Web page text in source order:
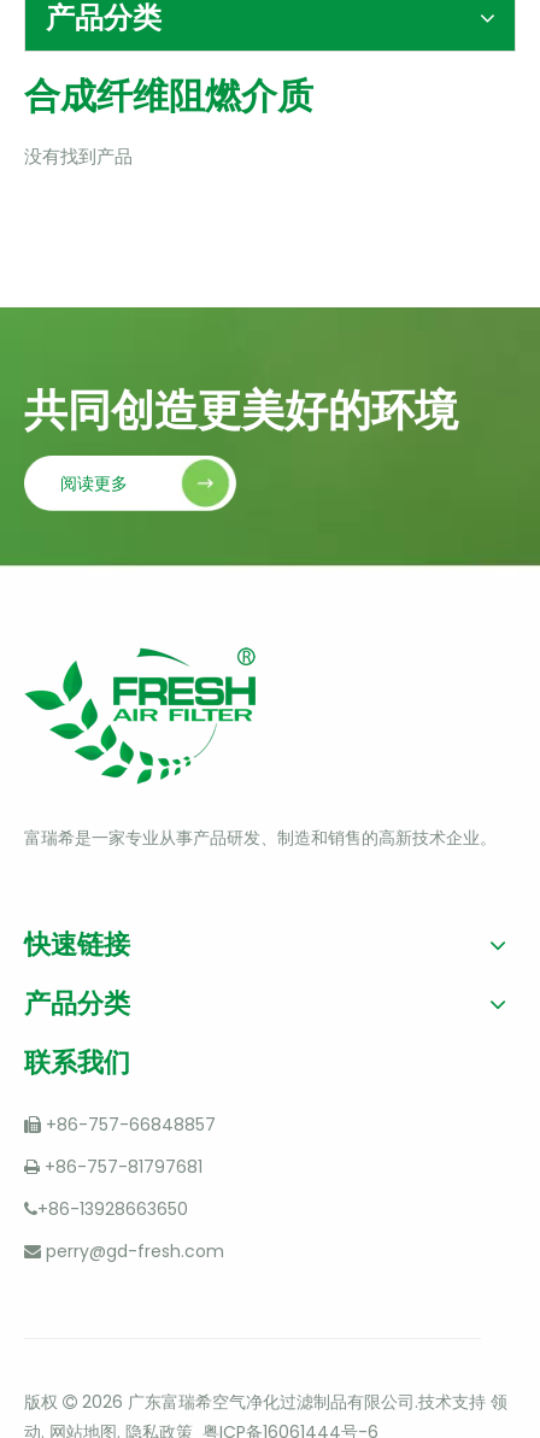
产品分类
合成纤维阻燃介质
没有找到产品
共同创造更美好的环境
阅读更多
富瑞希是一家专业从事产品研发、制造和销售的高新技术企业。
快速链接
产品分类
联系我们
 +86-757-66848857
 +86-757-81797681
+86-13928663650
 perry@gd-fresh.com
版权  2026 广东富瑞希空气净化过滤制品有限公司.技术支持 领
动. 网站地图. 隐私政策 粤ICP备16061444号-6